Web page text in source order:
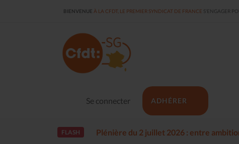
BIENVENUE À LA CFDT, LE PREMIER SYNDICAT DE FRANCE S'ENGAGER
Se connecter ADHÉRER
FLASH Plénière du 2 juillet 2026 : entre